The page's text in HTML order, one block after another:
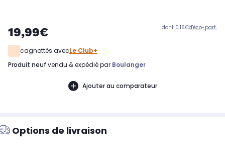
19,99€ dont 0,16€d'éco-part.
cagnottés avecLe Club+
produit neuf vendu & expédié par Boulanger
Ajouter au comparateur
Options de livraison